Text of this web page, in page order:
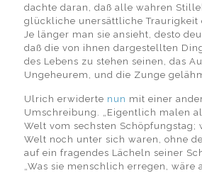
dachte daran, daß alle wahren
glückliche unersättliche Traurigkeit
Je länger man sie ansieht, desto
daß die von ihnen dargestellten
des Lebens zu stehen seinen, das
Ungeheurem, und die Zunge
Ulrich erwiderte nun mit einer
Umschreibung. „Eigentlich malen
Welt vom sechsten Schöpfungstag;
Welt noch unter sich waren, ohne
auf ein fragendes Lächeln seiner
„Was sie menschlich erregen, wäre